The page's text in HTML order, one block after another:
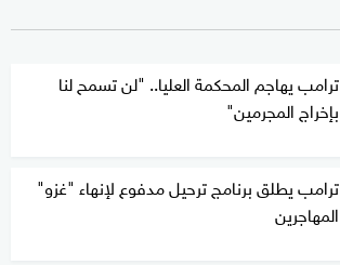
ترامب يهاجم المحكمة العليا.. "لن تسمح لنا
بإخراج المجرمين"
ترامب يطلق برنامج ترحيل مدفوع لإنهاء "غزو"
المهاجرين